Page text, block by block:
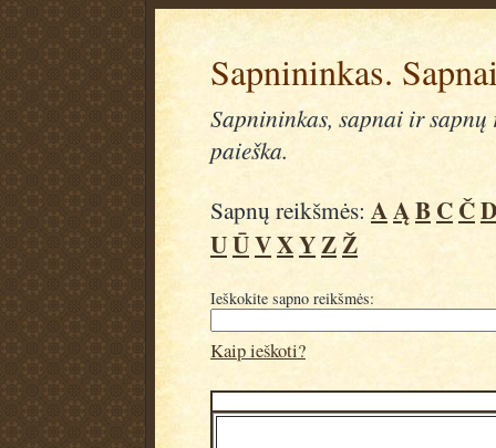
Sapnininkas.
Sapnininkas, sapnai ir
paieška.
Sapnų reikšmės: AĄBCČD
UŪVXYZŽ
Ieškokite sapno reikšmės:
Kaip ieškoti?